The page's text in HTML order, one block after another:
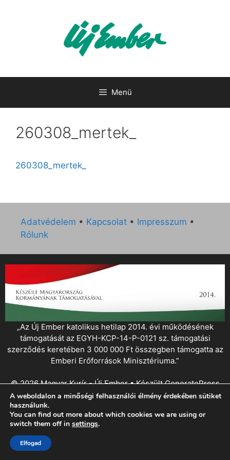
Menü
260308_mertek_
260308_mertek_
Adatvédelem • Kapcsolat • Impresszum •
Rólunk
„Az Új Ember katolikus hetilap 2014. évi működésének
támogatását az EGYH-KCP-14-P-0121 sz. támogatási
szerződés keretében 3 000 000 Ft összegben támogatta az
Emberi Erőforrások Minisztériuma.”
© 2026 Magyar Kurír - Új Ember• KészültGeneratePress
A weboldalon a minőségi felhasználói élmény érdekében sütiket
használunk.
You can find out more about which cookies we are using or
switch them off in settings.
Elfogad